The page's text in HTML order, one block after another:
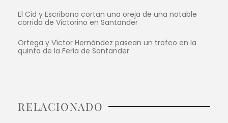
El Cid y Escribano cortan una oreja de una notable
corrida de Victorino en Santander
Ortega y Víctor Hernández pasean un trofeo en la
quinta de la Feria de Santander
RELACIONADO